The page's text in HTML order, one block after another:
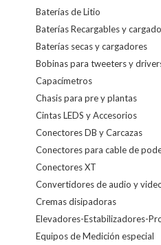
Baterías de Litio
Baterías Recargables y
Baterías secas y cargadores
Bobinas para tweeters y
Capacímetros
Chasis para pre y plantas
Cintas LEDS y Accesorios
Conectores DB y Carcazas
Conectores para cable de
Conectores XT
Convertidores de audio y
Cremas disipadoras
Elevadores-Estabilizadores-
Equipos de Medición especial